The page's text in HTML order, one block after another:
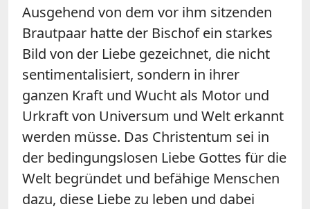
Ausgehend von dem vor ihm sitzenden
Brautpaar hatte der Bischof ein starkes
Bild von der Liebe gezeichnet, die nicht
sentimentalisiert, sondern in ihrer
ganzen Kraft und Wucht als Motor und
Urkraft von Universum und Welt erkannt
werden müsse. Das Christentum sei in
der bedingungslosen Liebe Gottes für die
Welt begründet und befähige Menschen
dazu, diese Liebe zu leben und dabei